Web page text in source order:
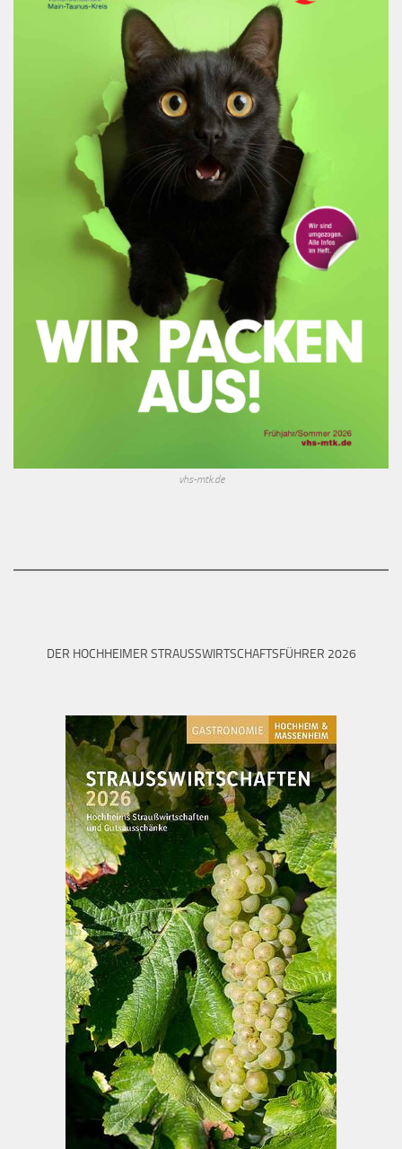
vhs-mtk.de
DER HOCHHEIMER STRAUSSWIRTSCHAFTSFÜHRER 2026